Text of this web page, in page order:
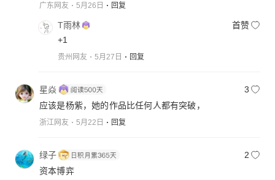
广东网友 5月26日 回复
T雨林
首赞
+1
贵州网友 5月27日 回复
星焱
3
应该是杨紫，她的作品比任何人都有突破，
浙江网友 5月22日 回复
绿子
2
资本博弈